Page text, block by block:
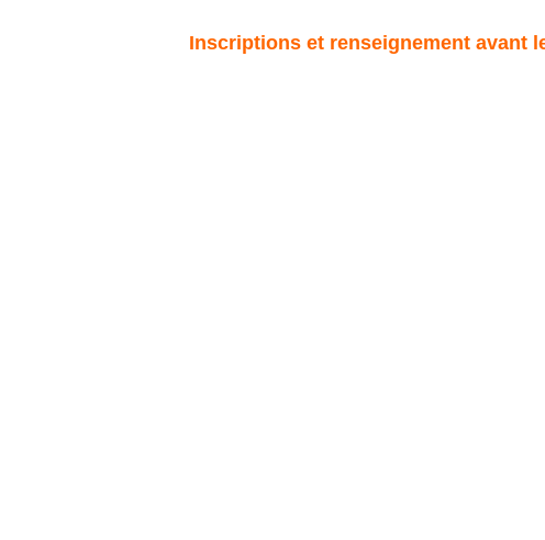
Inscriptions et renseignement avant